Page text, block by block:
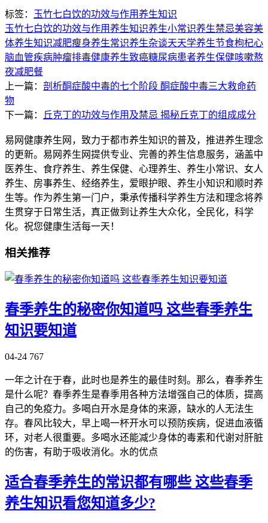
标签： 玉竹七白饮的功效与作用养生知识
玉竹七白饮的功效与作用养生知识养生小常识养生禁忌美容美
体养生知识减肥瘦身养生常识养生杂谈天天学养生节食枸杞心
脑血管疾病肿瘤排毒健康养生致癌糖尿病患者养生保健咳嗽熬
夜减肥餐
上一篇： 剖析酮症酸中毒的七个阶段 酮症酸中毒三大救命药
物
下一篇：
丘克丁的功效与作用及禁忌 揭秘丘克丁的组成成分
易网健康养生网，致力于都市养生知识的普及，推进养生理念
的更新。易网养生网提供专业、完善的养生信息服务，涵盖中
医养生、食疗养生、养生保健、心理养生、养生小常识、女人
养生、房事养生、经络养生，爱眼护眼、养生小知识和顺时养
生等。作为养生第一门户，秉承传播科学养生方法和理念将养
生贯穿于日常生活，真正做到让养生大众化，全民化，科学
化。祝您健康生活每一天！
相关推荐
春季养生的秘密你知道吗 这些春季养生
知识要知道
04-24 767
一年之计在于春，此时也是养生的最佳时刻。那么，春季养生
是什么呢？春季养生是春季用各种方法增强自己的体质，提高
自己的免疫力。多喝白开水是身体的来源，缺水的人无法生
存。春风比较大，早上喝一杯开水可以预防疾病，促进血液循
环，对老人很重要。多喝水还能减少身体的毒素和代谢对肝脏
的伤害，有助于吸收消化。水的优点
适合春季养生的常识都有哪些 这些春季
养生知识看您知道多少?